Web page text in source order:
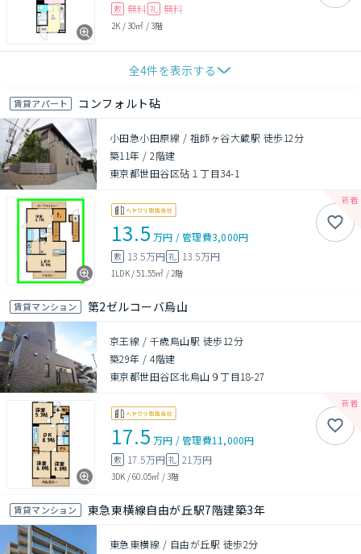
敷 無料 礼 無料
2K /30㎡ /3階
全4件を表示する
賃貸アパート コンフォルト砧
小田急小田原線 / 祖師ヶ谷大蔵駅 徒歩12分
築11年 /2階建
東京都世田谷区砧１丁目34-1
13.5 万円 /管理費3,000円
敷 13.5万円 礼 13.5万円
1LDK/51.55㎡ /2階
賃貸マンション 第2ゼルコーバ烏山
京王線 / 千歳烏山駅 徒歩12分
築29年 /4階建
東京都世田谷区北烏山９丁目18-27
17.5 万円 /管理費11,000円
敷 17.5万円 礼 21万円
3DK /60.05㎡ /3階
賃貸マンション 東急東横線自由が丘駅7階建築3年
東急東横線 / 自由が丘駅 徒歩2分